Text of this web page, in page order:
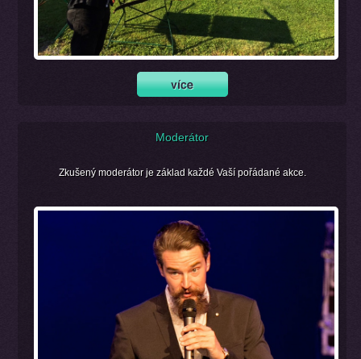
Moderátor
Zkušený moderátor je základ každé Vaší pořádané akce.